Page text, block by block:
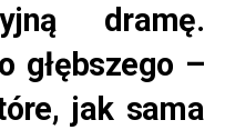
dramę.
głębszego –
jak sama